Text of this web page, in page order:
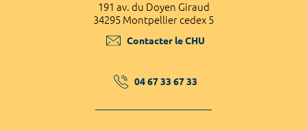
191 av. du Doyen Giraud
34295 Montpellier cedex 5
Contacter le CHU
04 67 33 67 33